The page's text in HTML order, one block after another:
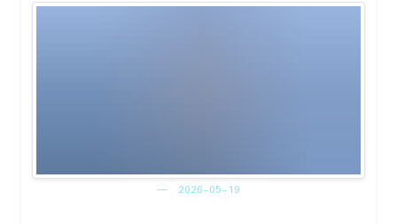
2026-05-19